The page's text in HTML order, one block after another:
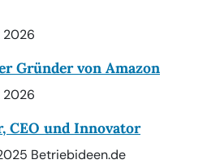
2026
Gründer von Amazon
2026
CEO und Innovator
Betriebideen.de